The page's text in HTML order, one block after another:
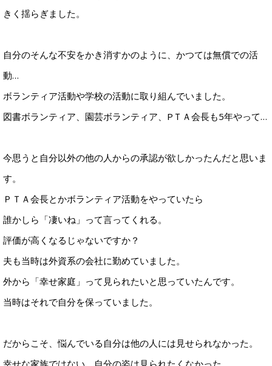
きく揺らぎました。
自分のそんな不安をかき消すかのように、かつては無償での活
動…
ボランティア活動や学校の活動に取り組んでいました。
図書ボランティア、園芸ボランティア、PＴＡ会長も5年やって…
今思うと自分以外の他の人からの承認が欲しかったんだと思いま
す。
ＰＴＡ会長とかボランティア活動をやっていたら
誰かしら「凄いね」って言ってくれる。
評価が高くなるじゃないですか？
夫も当時は外資系の会社に勤めていました。
外から「幸せ家庭」って見られたいと思っていたんです。
当時はそれで自分を保っていました。
だからこそ、悩んでいる自分は他の人には見せられなかった。